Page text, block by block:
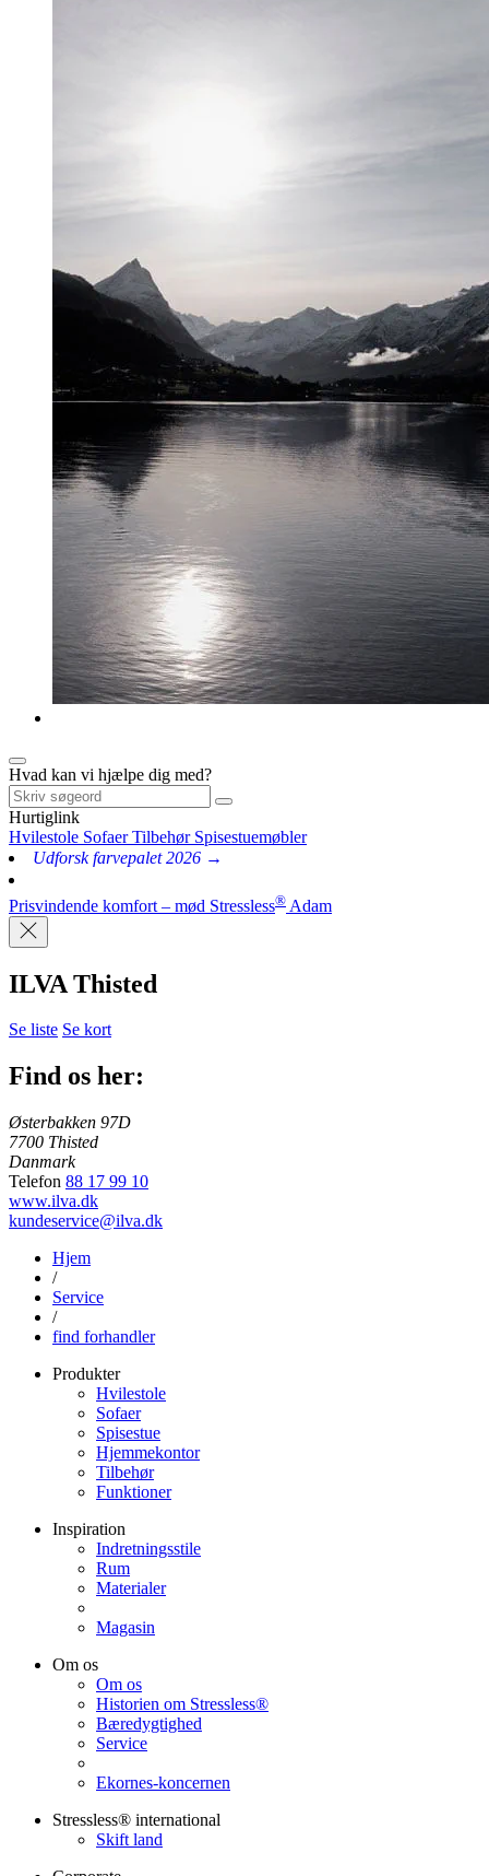
Hvad kan vi hjælpe dig med?
Hurtiglink
Hvilestole SofaerTilbehør Spisestuemøbler
Udforsk farvepalet 2026 →
Prisvindende komfort – mød Stressless® Adam
ILVA Thisted
Se liste Se kort
Find os her:
Østerbakken 97D
7700 Thisted
Danmark
Telefon 88 17 99 10
www.ilva.dk
kundeservice@ilva.dk
Hjem
/
Service
/
find forhandler
Produkter
Hvilestole
Sofaer
Spisestue
Hjemmekontor
Tilbehør
Funktioner
Inspiration
Indretningsstile
Rum
Materialer
Magasin
Om os
Om os
Historien om Stressless®
Bæredygtighed
Service
Ekornes-koncernen
Stressless® international
Skift land